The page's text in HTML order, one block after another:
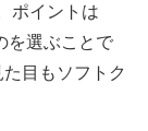
ポイントは
を選ぶことで
目もソフトク